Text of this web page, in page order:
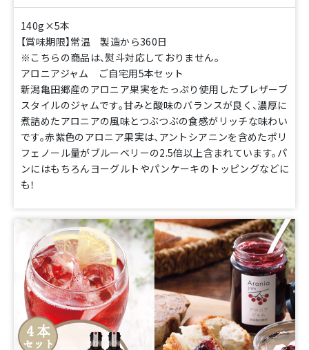
140g×5本
【賞味期限】常温 製造から360日
※こちらの商品は、熨斗対応しておりません。
アロニアジャム ご自宅用5本セット
新潟亀田郷産のアロニア果実をたっぷり使用したプレザーブ
スタイルのジャムです。甘みと酸味のバランスが良く、濃厚に
煮詰めたアロニアの風味とつぶつぶの食感がリッチな味わい
です。赤紫色のアロニア果実は、アントシアニンを含めたポリ
フェノール量がブルーベリーの2.5倍以上含まれています。パ
ンにはもちろんヨーグルトやパンケーキのトッピングなどに
も！